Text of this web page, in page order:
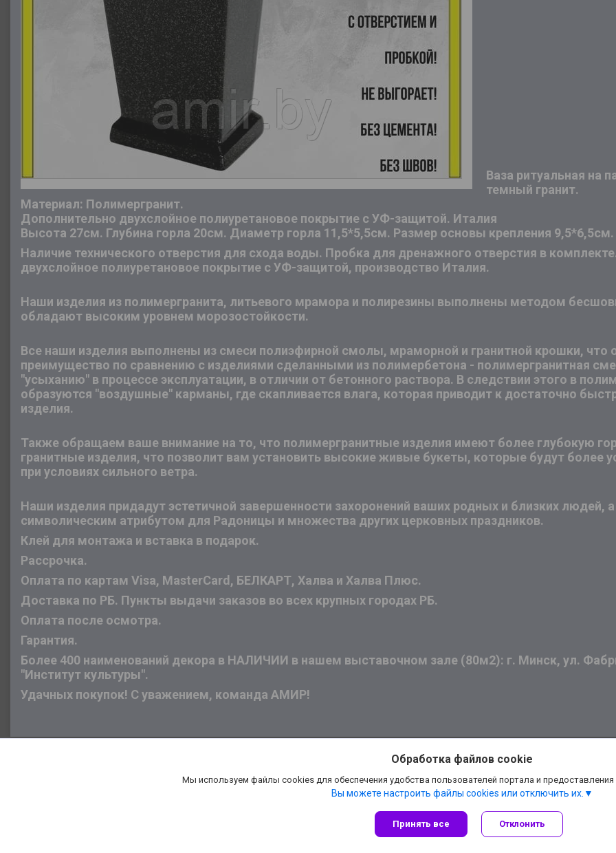
Ваза ритуальная на
темный гранит.
Материал: Полимергранит.
Дополнительно двухслойное полиуретановое покрытие с УФ-защитой. Италия
Высота 27см. Глубина горла 20см. Диаметр горла 11,5*5,5см. Размер основы крепления 9,5*6,5см.
Наличие технического отверстия для схода воды. Пробка для дренажного отверстия в
двухслойное полиуретановое покрытие с УФ-защитой, производство Италия.
Наши изделия из полимергранита, литьевого мрамора и полирезины выполнены методом
обладают высоким уровнем морозостойкости.
Все наши изделия выполнены из смеси полиэфирной смолы, мраморной и гранитной крошки, что
преимущество по сравнению с изделиями сделанными из полимербетона - полимергранитная
"усыханию" в процессе эксплуатации, в отличии от бетонного раствора. В следствии этого в
образуются "воздушные" карманы, где скапливается влага, которая приводит к достаточно
изделия.
Также обращаем ваше внимание на то, что полимергранитные изделия имеют более глубокую
гранитные изделия, что позволит вам установить высокие живые букеты, которые будут более
при условиях сильного ветра.
Наши изделия придадут эстетичной завершенности захоронений ваших родных и близких людей,
символическим атрибутом для Радоницы и множества других церковных праздников.
Клей для монтажа и вставка в подарок.
Рассрочка.
Оплата по картам Visa, MasterCard, БЕЛКАРТ, Халва и Халва Плюс.
Доставка по РБ. Пункты выдачи заказов во всех крупных городах РБ.
Оплата после осмотра.
Гарантия.
Более 400 наименований декора в НАЛИЧИИ в нашем выставочном зале (80м2): г. Минск, ул.
"Институт культуры".
Удачных покупок! С уважением, команда АМИР!
Сайт создан на платформе Deal.by
Обработка файлов cookie
Мы используем файлы cookies для обеспечения удобства пользователей портала и
Вы можете настроить файлы cookies или отключить их.
Принять все Отклонить